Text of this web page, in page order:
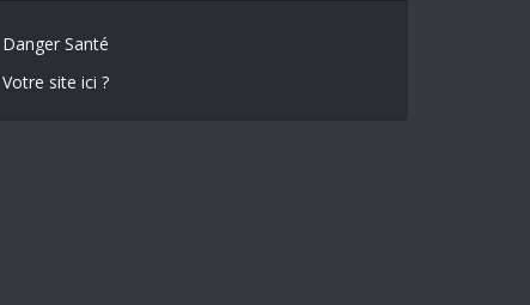
Danger Santé
Votre site ici ?